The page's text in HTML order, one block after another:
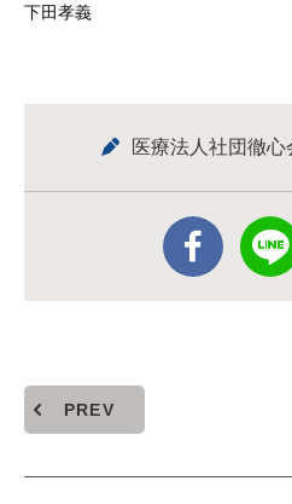
下田孝義
医療法人社団徹
PREV